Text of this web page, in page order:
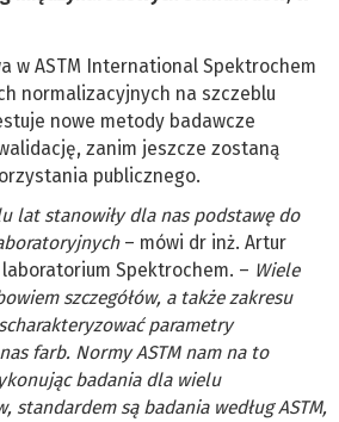
w ASTM International Spektrochem
normalizacyjnych na szczeblu
nowe metody badawcze
zanim jeszcze zostaną
publicznego.
lat stanowiły dla nas podstawę do
– mówi dr inż. Artur
laboratorium Spektrochem. – Wiele
szczegółów, a także zakresu
parametry
farb. Normy ASTM nam na to
badania dla wielu
standardem są badania według ASTM,